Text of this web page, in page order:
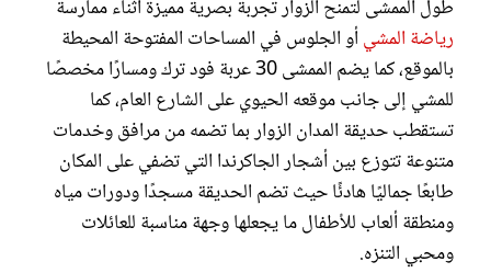
طول الممشى لتمنح الزوار تجربة بصرية مميزة أثناء ممارسة
رياضة المشيأو الجلوس في المساحات المفتوحة المحيطة
بالموقع، كما يضم الممشى 30 عربة فود ترك ومسارًا مخصصًا
للمشي إلى جانب موقعه الحيوي على الشارع العام، كما
تستقطب حديقة المدان الزوار بما تضمه من مرافق وخدمات
متنوعة تتوزع بين أشجار الجاكرندا التي تضفي على المكان
طابعًا جماليًا هادئًا حيث تضم الحديقة مسجدًا ودورات مياه
ومنطقة ألعاب للأطفال ما يجعلها وجهة مناسبة للعائلات
ومحبي التنزه.